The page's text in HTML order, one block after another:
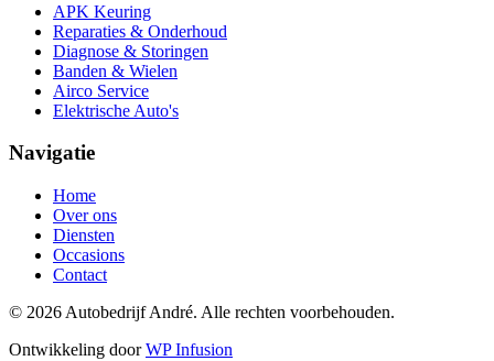
APK Keuring
Reparaties & Onderhoud
Diagnose & Storingen
Banden & Wielen
Airco Service
Elektrische Auto's
Navigatie
Home
Over ons
Diensten
Occasions
Contact
© 2026 Autobedrijf André. Alle rechten voorbehouden.
Ontwikkeling doorWP Infusion